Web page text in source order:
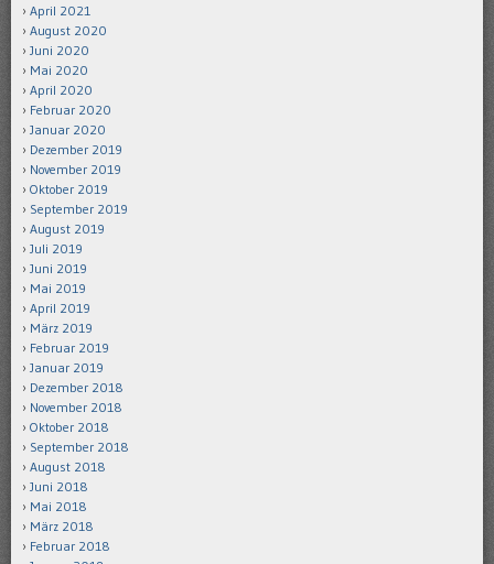
April 2021
August 2020
Juni 2020
Mai 2020
April 2020
Februar 2020
Januar 2020
Dezember 2019
November 2019
Oktober 2019
September 2019
August 2019
Juli 2019
Juni 2019
Mai 2019
April 2019
März 2019
Februar 2019
Januar 2019
Dezember 2018
November 2018
Oktober 2018
September 2018
August 2018
Juni 2018
Mai 2018
März 2018
Februar 2018